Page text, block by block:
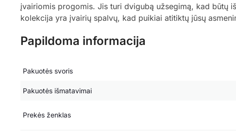
įvairiomis progomis. Jis turi dvigubą užsegimą, kad būtų
kolekcija yra įvairių spalvų, kad puikiai atitiktų jūsų
Papildoma informacija
Pakuotės svoris
Pakuotės išmatavimai
Prekės ženklas